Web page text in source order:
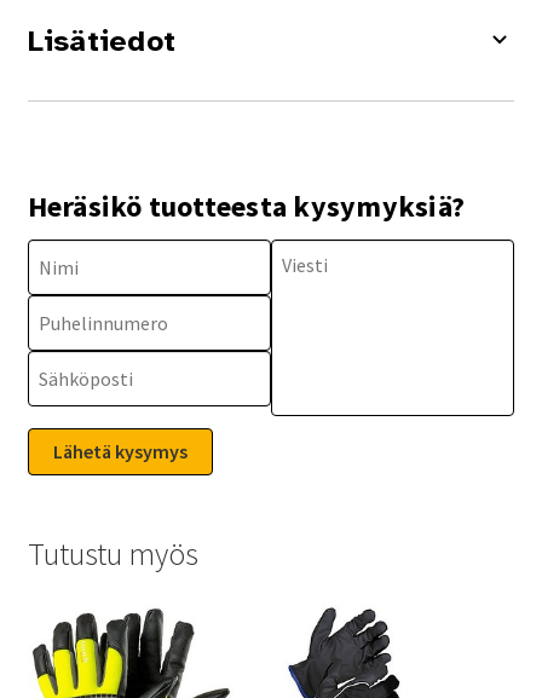
Lisätiedot
Heräsikö tuotteesta kysymyksiä?
Tutustu myös